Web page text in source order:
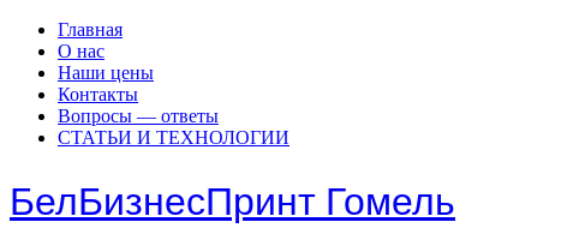
Главная
О нас
Наши цены
Контакты
Вопросы — ответы
СТАТЬИ И ТЕХНОЛОГИИ
БелБизнесПринт Гомель